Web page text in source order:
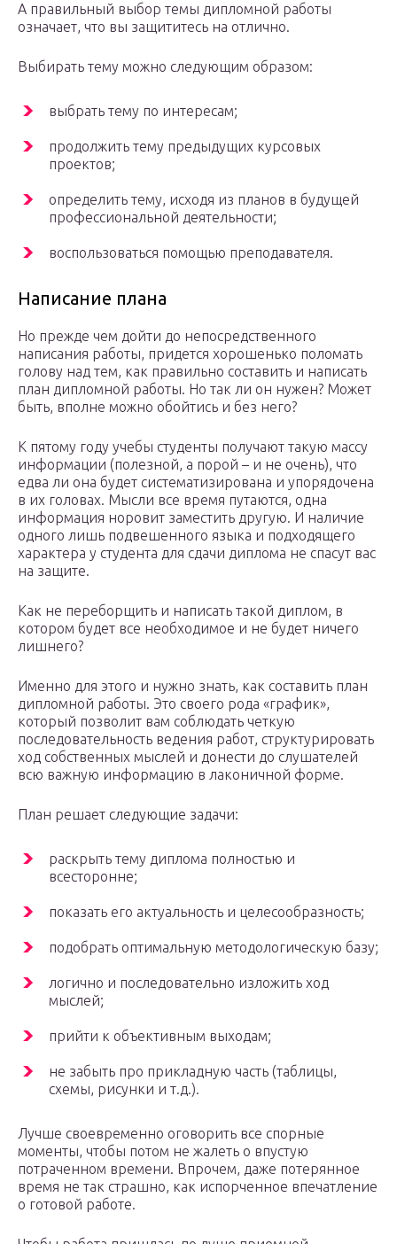
А правильный выбор темы дипломной работы
означает, что вы защититесь на отлично.
Выбирать тему можно следующим образом:
выбрать тему по интересам;
продолжить тему предыдущих курсовых
проектов;
определить тему, исходя из планов в будущей
профессиональной деятельности;
воспользоваться помощью преподавателя.
Написание плана
Но прежде чем дойти до непосредственного
написания работы, придется хорошенько поломать
голову над тем, как правильно составить и написать
план дипломной работы. Но так ли он нужен? Может
быть, вполне можно обойтись и без него?
К пятому году учебы студенты получают такую массу
информации (полезной, а порой – и не очень), что
едва ли она будет систематизирована и упорядочена
в их головах. Мысли все время путаются, одна
информация норовит заместить другую. И наличие
одного лишь подвешенного языка и подходящего
характера у студента для сдачи диплома не спасут вас
на защите.
Как не переборщить и написать такой диплом, в
котором будет все необходимое и не будет ничего
лишнего?
Именно для этого и нужно знать, как составить план
дипломной работы. Это своего рода «график»,
который позволит вам соблюдать четкую
последовательность ведения работ, структурировать
ход собственных мыслей и донести до слушателей
всю важную информацию в лаконичной форме.
План решает следующие задачи:
раскрыть тему диплома полностью и
всесторонне;
показать его актуальность и целесообразность;
подобрать оптимальную методологическую базу;
логично и последовательно изложить ход
мыслей;
прийти к объективным выходам;
не забыть про прикладную часть (таблицы,
схемы, рисунки и т.д.).
Лучше своевременно оговорить все спорные
моменты, чтобы потом не жалеть о впустую
потраченном времени. Впрочем, даже потерянное
время не так страшно, как испорченное впечатление
о готовой работе.